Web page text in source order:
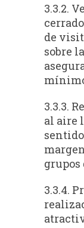
3.3.2.
de
sobre
3.3.3.
al aire
3.3.4.